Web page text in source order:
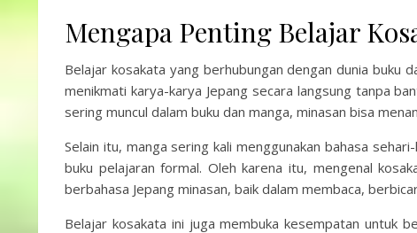
Mengapa Penting Belajar
Belajar kosakata yang berhubungan dengan dunia buku
menikmati karya-karya Jepang secara langsung tanpa
sering muncul dalam buku dan manga, minasan bisa
Selain itu, manga sering kali menggunakan bahasa
buku pelajaran formal. Oleh karena itu, mengenal
berbahasa Jepang minasan, baik dalam membaca,
Belajar kosakata ini juga membuka kesempatan untuk